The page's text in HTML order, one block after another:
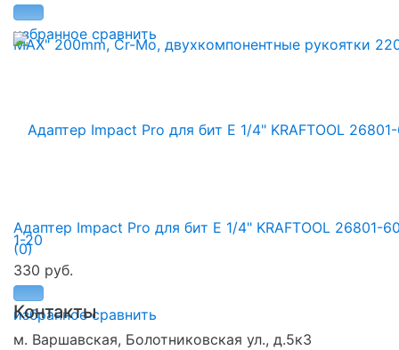
избранное сравнить
избранное сравнить
Адаптер Impact Pro для бит E 1/4" KRAFTOOL 26801-
(0)
330 руб.
Контакты
м. Варшавская, Болотниковская ул., д.5к3